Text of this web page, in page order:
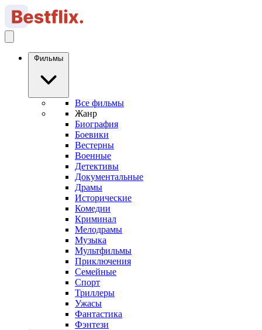
Фильмы
Все фильмы
Жанр
Биография
Боевики
Вестерны
Военные
Детективы
Документальные
Драмы
Исторические
Комедии
Криминал
Мелодрамы
Музыка
Мультфильмы
Приключения
Семейные
Спорт
Триллеры
Ужасы
Фантастика
Фэнтези